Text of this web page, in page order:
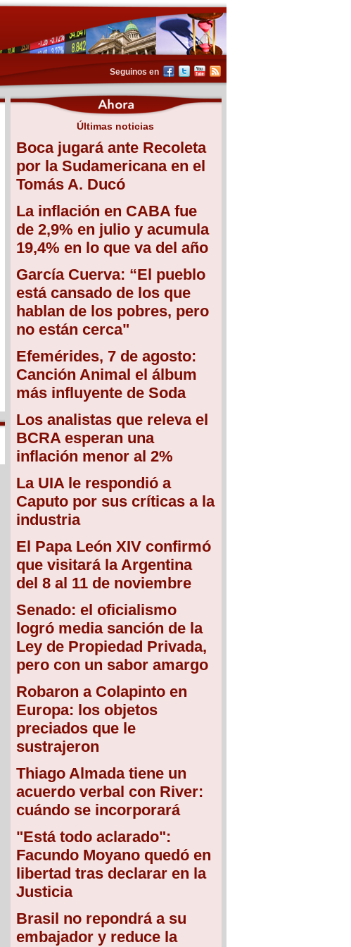
Seguinos en
Últimas noticias
Boca jugará ante Recoleta
por la Sudamericana en el
Tomás A. Ducó
La inflación en CABA fue
de 2,9% en julio y acumula
19,4% en lo que va del año
García Cuerva: “El pueblo
está cansado de los que
hablan de los pobres, pero
no están cerca"
Efemérides, 7 de agosto:
Canción Animal el álbum
más influyente de Soda
Los analistas que releva el
BCRA esperan una
inflación menor al 2%
La UIA le respondió a
Caputo por sus críticas a la
industria
El Papa León XIV confirmó
que visitará la Argentina
del 8 al 11 de noviembre
Senado: el oficialismo
logró media sanción de la
Ley de Propiedad Privada,
pero con un sabor amargo
Robaron a Colapinto en
Europa: los objetos
preciados que le
sustrajeron
Thiago Almada tiene un
acuerdo verbal con River:
cuándo se incorporará
"Está todo aclarado":
Facundo Moyano quedó en
libertad tras declarar en la
Justicia
Brasil no repondrá a su
embajador y reduce la